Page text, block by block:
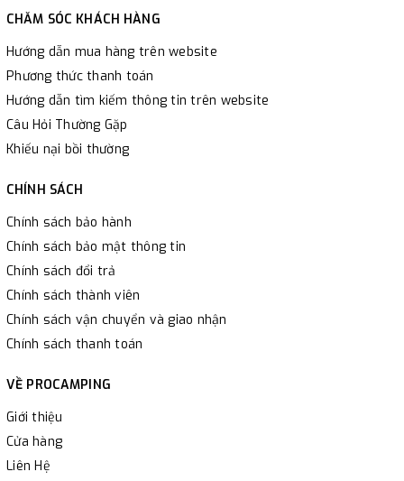
CHĂM SÓC KHÁCH HÀNG
Hướng dẫn mua hàng trên website
Phương thức thanh toán
Hướng dẫn tìm kiếm thông tin trên website
Câu Hỏi Thường Gặp
Khiếu nại bồi thường
CHÍNH SÁCH
Chính sách bảo hành
Chính sách bảo mật thông tin
Chính sách đổi trả
Chính sách thành viên
Chính sách vận chuyển và giao nhận
Chính sách thanh toán
VỀ PROCAMPING
Giới thiệu
Cửa hàng
Liên Hệ